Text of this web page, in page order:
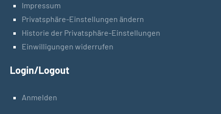
Impressum
Privatsphäre-Einstellungen ändern
Historie der Privatsphäre-Einstellungen
Einwilligungen widerrufen
Login/Logout
Anmelden